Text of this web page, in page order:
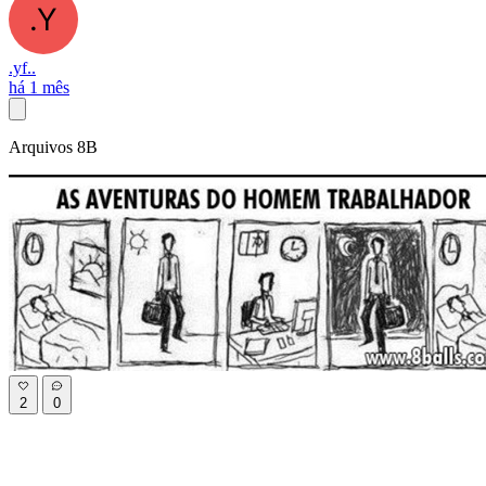
.yf..
há 1 mês
Arquivos 8B
2 0